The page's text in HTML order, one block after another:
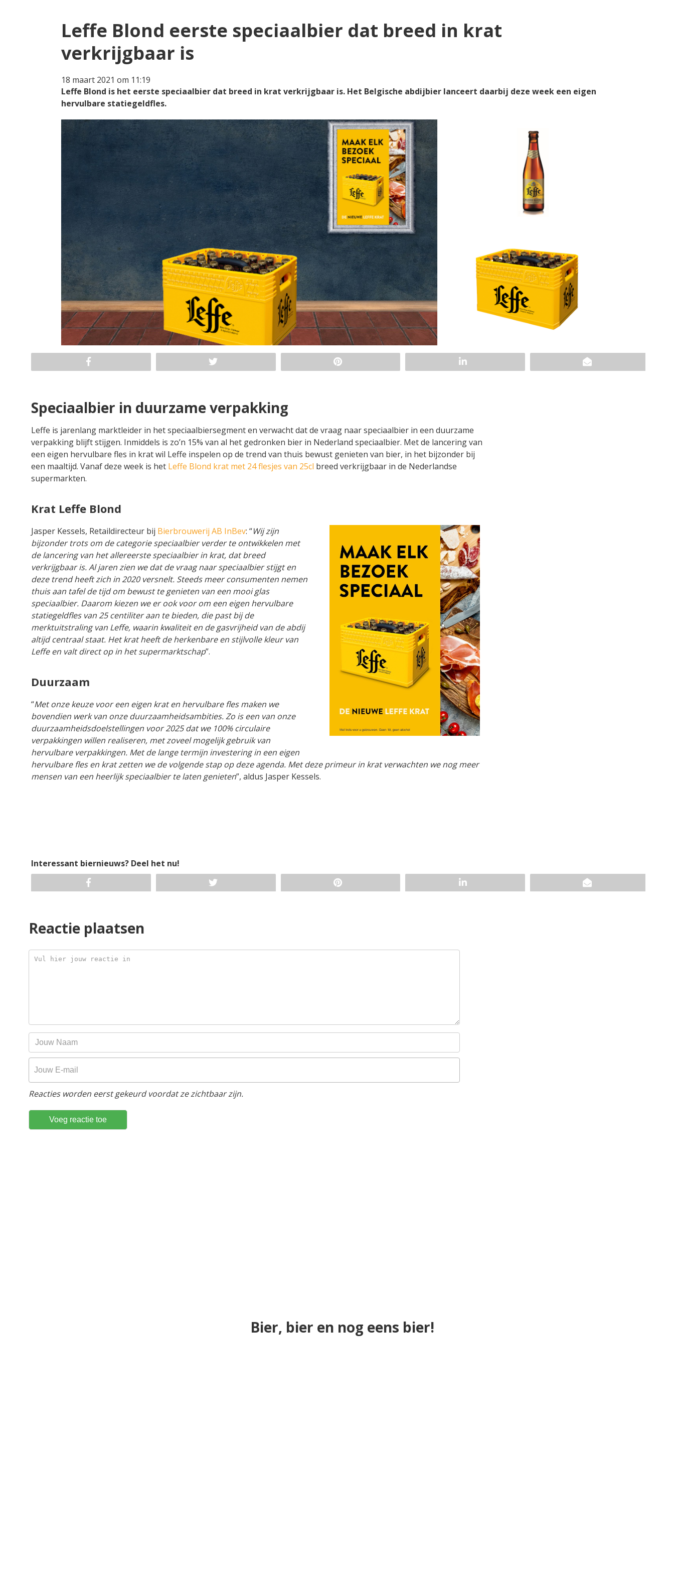
Leffe Blond eerste speciaalbier dat breed in krat
verkrijgbaar is
18 maart 2021 om 11:19
Leffe Blond is het eerste speciaalbier dat breed in krat verkrijgbaar is. Het Belgische abdijbier lanceert daarbij deze week een eigen
hervulbare statiegeldfles.
Speciaalbier in duurzame verpakking
Leffe is jarenlang marktleider in het speciaalbiersegment en verwacht dat de vraag naar speciaalbier in een duurzame
verpakking blijft stijgen. Inmiddels is zo’n 15% van al het gedronken bier in Nederland speciaalbier. Met de lancering van
een eigen hervulbare fles in krat wil Leffe inspelen op de trend van thuis bewust genieten van bier, in het bijzonder bij
een maaltijd. Vanaf deze week is het Leffe Blond krat met 24 flesjes van 25cl breed verkrijgbaar in de Nederlandse
supermarkten.
Krat Leffe Blond
Jasper Kessels, Retaildirecteur bij Bierbrouwerij AB InBev: “Wij zijn
bijzonder trots om de categorie speciaalbier verder te ontwikkelen met
de lancering van het allereerste speciaalbier in krat, dat breed
verkrijgbaar is. Al jaren zien we dat de vraag naar speciaalbier stijgt en
deze trend heeft zich in 2020 versnelt. Steeds meer consumenten nemen
thuis aan tafel de tijd om bewust te genieten van een mooi glas
speciaalbier. Daarom kiezen we er ook voor om een eigen hervulbare
statiegeldfles van 25 centiliter aan te bieden, die past bij de
merktuitstraling van Leffe, waarin kwaliteit en de gasvrijheid van de abdij
altijd centraal staat. Het krat heeft de herkenbare en stijlvolle kleur van
Leffe en valt direct op in het supermarktschap”.
Duurzaam
“Met onze keuze voor een eigen krat en hervulbare fles maken we
bovendien werk van onze duurzaamheidsambities. Zo is een van onze
duurzaamheidsdoelstellingen voor 2025 dat we 100% circulaire
verpakkingen willen realiseren, met zoveel mogelijk gebruik van
hervulbare verpakkingen. Met de lange termijn investering in een eigen
hervulbare fles en krat zetten we de volgende stap op deze agenda. Met deze primeur in krat verwachten we nog meer
mensen van een heerlijk speciaalbier te laten genieten”, aldus Jasper Kessels.
Interessant biernieuws? Deel het nu!
Reactie plaatsen
Reacties worden eerst gekeurd voordat ze zichtbaar zijn.
Bier, bier en nog eens bier!